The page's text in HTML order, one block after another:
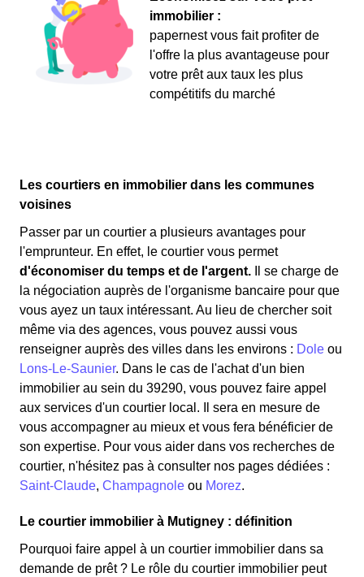
immobilier :
papernest vous fait profiter de
l'offre la plus avantageuse pour
votre prêt aux taux les plus
compétitifs du marché
Les courtiers en immobilier dans les communes
voisines
Passer par un courtier a plusieurs avantages pour
l'emprunteur. En effet, le courtier vous permet
d'économiser du temps et de l'argent.
Il se charge de
la négociation auprès de l'organisme bancaire pour que
vous ayez un taux intéressant. Au lieu de chercher soit
même via des agences, vous pouvez aussi vous
renseigner auprès des villes dans les environs : Dole ou
Lons-Le-Saunier. Dans le cas de l'achat d'un bien
immobilier au sein du 39290, vous pouvez faire appel
aux services d'un courtier local. Il sera en mesure de
vous accompagner au mieux et vous fera bénéficier de
son expertise. Pour vous aider dans vos recherches de
courtier, n'hésitez pas à consulter nos pages dédiées :
Saint-Claude, Champagnole ou Morez.
Le courtier immobilier à Mutigney : définition
Pourquoi faire appel à un courtier immobilier dans sa
demande de prêt ? Le rôle du courtier immobilier peut